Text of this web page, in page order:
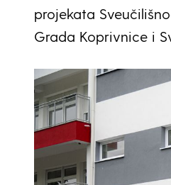
projekata
Grada Koprivnice i